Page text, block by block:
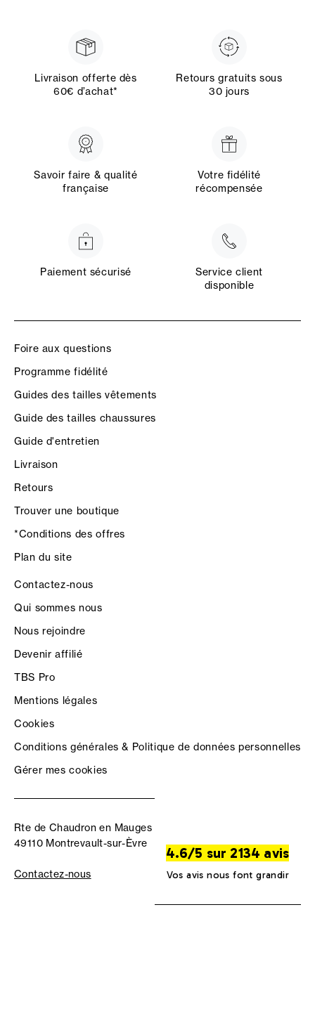
Livraison offerte dès
60€ d’achat*
Retours gratuits sous
30 jours
Savoir faire & qualité
française
Votre fidélité
récompensée
Paiement sécurisé
Service client
disponible
Foire aux questions
Programme fidélité
Guides des tailles vêtements
Guide des tailles chaussures
Guide d'entretien
Livraison
Retours
Trouver une boutique
*Conditions des offres
Plan du site
Contactez-nous
Qui sommes nous
Nous rejoindre
Devenir affilié
TBS Pro
Mentions légales
Cookies
Conditions générales & Politique de données personnelles
Gérer mes cookies
Rte de Chaudron en Mauges
49110 Montrevault-sur-Èvre
Contactez-nous
4.6/5 sur 2134 avis
Vos avis nous font grandir